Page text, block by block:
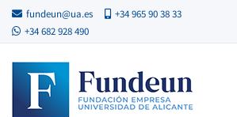
fundeun@ua.es
+34 965 90 38 33
+34 682 928 490